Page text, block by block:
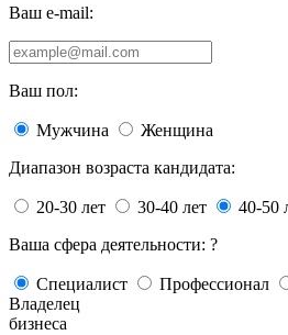
Ваш e-mail:
Ваш пол:
Мужчина
Женщина
Диапазон возраста кандидата:
20-30 лет 30-40 лет 40-50
Ваша сфера деятельности: ?
Специалист Профессионал
Владелец
бизнеса